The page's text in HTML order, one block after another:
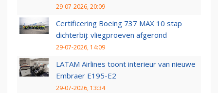
29-07-2026, 20:09
Certificering Boeing 737 MAX 10 stap
dichterbij: vliegproeven afgerond
29-07-2026, 14:09
LATAM Airlines toont interieur van nieuwe
Embraer E195-E2
29-07-2026, 13:34